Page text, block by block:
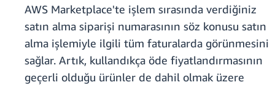
AWS Marketplace'te işlem sırasında verdiğiniz
satın alma siparişi numarasının söz konusu satın
alma işlemiyle ilgili tüm faturalarda görünmesini
sağlar. Artık, kullandıkça öde fiyatlandırmasının
geçerli olduğu ürünler de dahil olmak üzere